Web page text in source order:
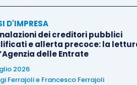
D'IMPRESA
dei creditori pubblici
e allerta precoce: la
delle Entrate
2026
Ferrajolie Francesco Ferrajoli